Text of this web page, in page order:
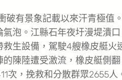
有景象記載以來汗青極值
泡。江縣石年夜圩漫堤潰
生設備，駕駛4艘橡皮艇
陳陸遭受激流，橡皮艇側
次，挽救和分散群眾2655人